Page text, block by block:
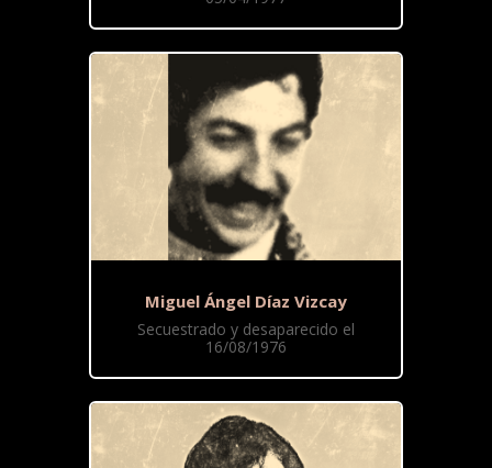
Miguel Ángel Díaz Vizcay
Secuestrado y desaparecido el
16/08/1976